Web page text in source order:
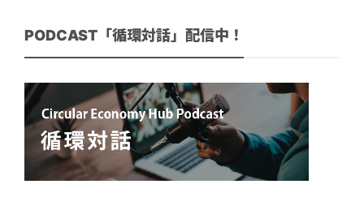
PODCAST「循環対話」配信中！